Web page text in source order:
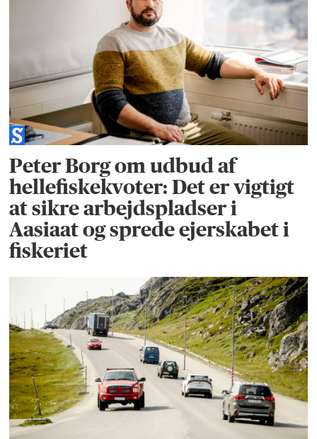
Peter Borg om udbud af
hellefiskekvoter: Det er vigtigt
at sikre arbejdspladser i
Aasiaat og sprede ejerskabet i
fiskeriet